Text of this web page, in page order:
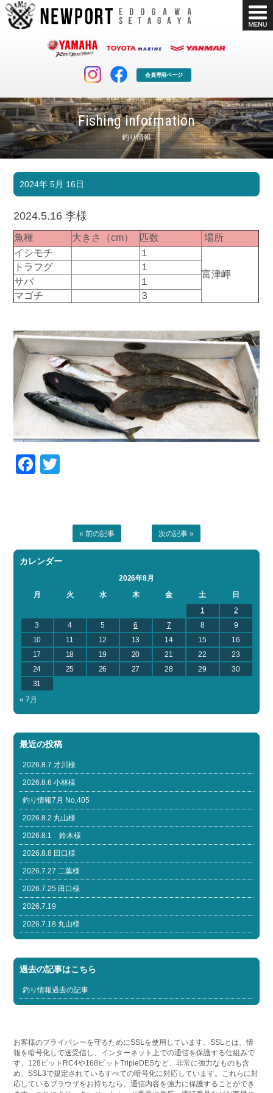
会員専用ページ
Fishing information
釣り情報
マリンクラブ
マリンライフを堪能したい！
ボート販売
ボート免許
長年の実績と信頼！
店舗情報
Shop Info.
公式ブログ
Blog
Recruit
2024年 5月 16日
2024.5.16 李様
魚種 大きさ（cm） 匹数
場所
イシモチ
１
富津岬
トラフグ
１
サバ
１
マゴチ
３
Facebook
« 前の記事 次の記事 »
カレンダー
2026年8月
月
火 水 木 金 土
日
1
2
3
4 5 6 7 8
9
10
11 12 13 14 15
16
17
18 19 20 21 22
23
24
25 26 27 28 29
30
31
« 7月
最近の投稿
2026.8.7 才川様
2026.8.6 小林様
釣り情報7月 No,405
2026.8.2 丸山様
2026.8.1 鈴木様
2026.8.8 田口様
2026.7.27 二葉様
2026.7.25 田口様
2026.7.19
2026.7.18 丸山様
過去の記事はこちら
釣り情報過去の記事
お客様のプライバシーを守るためにSSLを使用しています。SSLとは、情
報を暗号化して送受信し、インターネット上での通信を保護する仕組みで
す。128ビットRC4や168ビットTripleDESなど、非常に強力なものも含
め、SSL3で規定されているすべての暗号化に対応しています。これらに対
応しているブラウザをお持ちなら、通信内容を強力に保護することができ